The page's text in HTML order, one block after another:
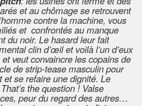
et au chômage se retrouvent
contre la machine, vous
et confrontés au manque
du noir. Le hasard leur fait
clin d’œil et voilà l’un d’eux
veut convaincre les copains de
de strip-tease masculin pour
et se refaire une dignité. Le
the question ! Valse
peur du regard des autres…